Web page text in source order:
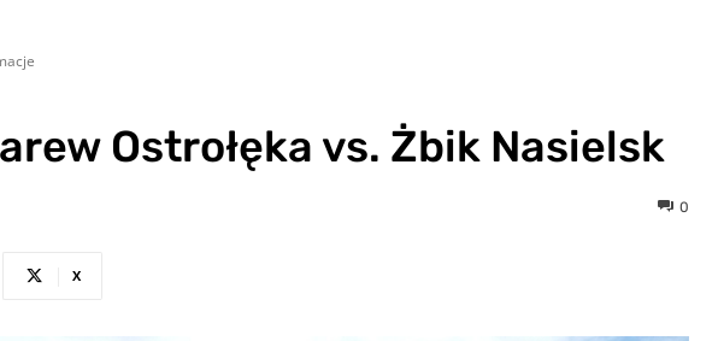
Ostrołęka vs. Żbik Nasielsk
0
X